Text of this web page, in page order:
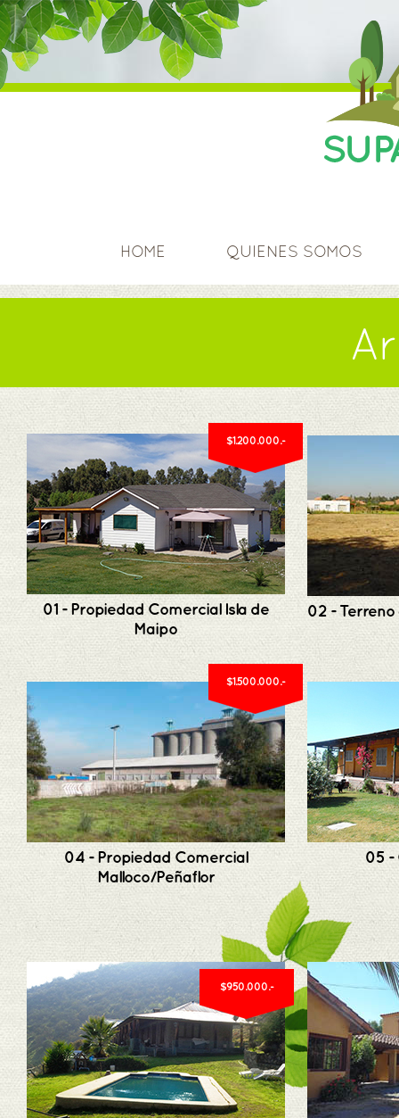
HOME QUIENES SOMOS
$1.200.000.-
01 - Propiedad Comercial Isla de
Maipo
02 -
$1.500.000.-
04 - Propiedad Comercial
Malloco/Peñaflor
05 -
$950.000.-